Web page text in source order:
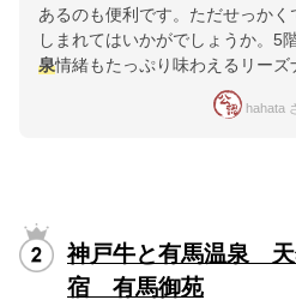
あるのも便利です。ただせっか
しまれてはいかがでしょうか。5
泉情緒もたっぷり味わえるリーズ
hahata
神戸牛と有馬温泉 天
宿 有馬御苑